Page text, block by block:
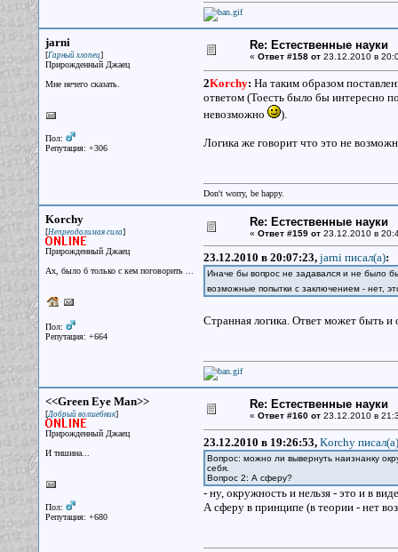
jarni
[Гарный хлопец]
Прирожденный Джаец
Мне нечего сказать.
Пол:
Репутация: +306
Re: Естественные науки
« Ответ #158 от23.12.2010 в
2Korchy: На таким образом
ответом (Тоесть было бы интересно
невозможно
).
Логика же говорит что это не
Don't worry, be happy.
Korchy
[Непреодолимая сила]
Прирожденный Джаец
Ах, было б только с кем поговорить ...
Пол:
Репутация: +664
Re: Естественные науки
« Ответ #159 от23.12.2010 в
23.12.2010 в 20:07:23, jarni писал(a):
Иначе бы вопрос не задавался и не было
возможные попытки с заключением - нет,
Странная логика. Ответ может быть и
<<Green Eye Man>>
[Добрый волшебник]
Прирожденный Джаец
И тишина...
Пол:
Репутация: +680
Re: Естественные науки
« Ответ #160 от23.12.2010 в
23.12.2010 в 19:26:53, Korchy писал(a)
Вопрос: можно ли вывернуть наизнанку
себя.
Вопрос 2: А сферу?
- ну, окружность и нельзя - это и в
А сферу в принципе (в теории - нет